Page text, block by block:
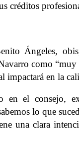
créditos
Ángeles,
como
impactará en la
en el consejo,
lo que
una clara